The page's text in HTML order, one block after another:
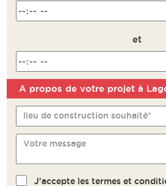
et
Remarque A propos de votre
lieu de construction souhaité*
Votre message
J'accepte les termes et